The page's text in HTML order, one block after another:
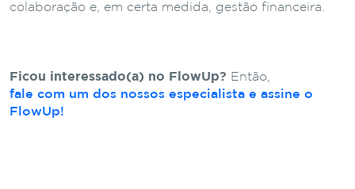
colaboração e, em certa medida, gestão financeira.
Ficou interessado(a) no FlowUp? Então,
fale com um dos nossos especialista e assine o
FlowUp!